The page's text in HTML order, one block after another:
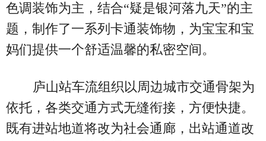
色调装饰为主，结合“疑是银河落九天”的主
题，制作了一系列卡通装饰物，为宝宝和宝
妈们提供一个舒适温馨的私密空间。
庐山站车流组织以周边城市交通骨架为
依托，各类交通方式无缝衔接，方便快捷。
既有进站地道将改为社会通廊，出站通道改